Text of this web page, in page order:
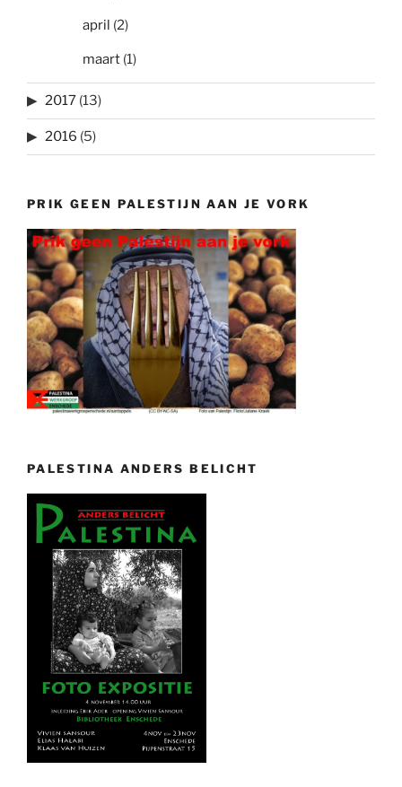
april (2)
maart(1)
2017 (13)
2016 (5)
PRIK GEEN PALESTIJN AAN JE VORK
PALESTINA ANDERS BELICHT